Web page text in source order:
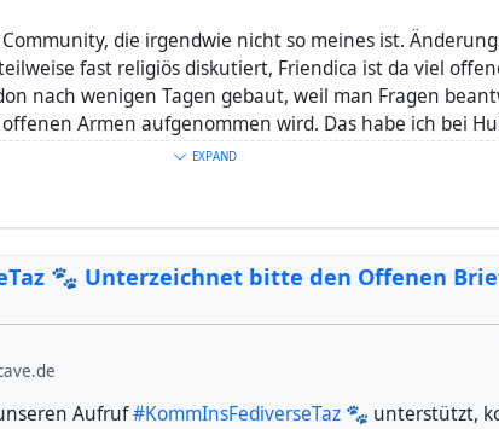
die irgendwie nicht so meines ist.
fast religiös diskutiert, Friendica ist da viel
nach wenigen Tagen gebaut, weil man Fragen
Armen aufgenommen wird. Das habe ich bei
an Hubzilla verdammt cool, aber seit dem ich mich
habe, verbringe ich dort deutlich mehr Zeit und in
nahezu keine mehr. :-)
EXPAND
🐾 Unterzeichnet bitte den Offenen
Aufruf#KommInsFediverseTaz 🐾 unterstützt,